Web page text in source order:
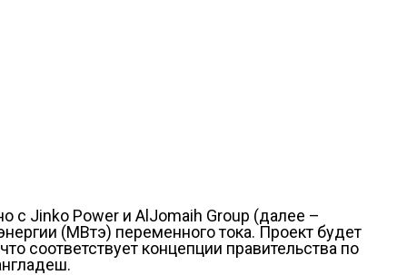
с Jinko Power и AlJomaih Group (далее –
(МВтэ) переменного тока. Проект будет
соответствует концепции правительства по